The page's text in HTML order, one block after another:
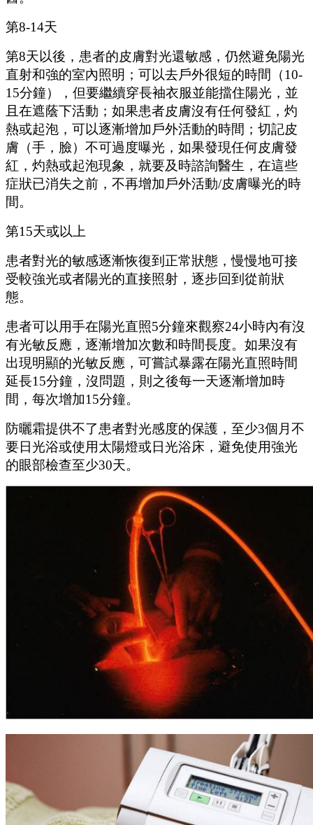
第8-14天
第8天以後，患者的皮膚對光還敏感，仍然避免陽光
直射和強的室內照明；可以去戶外很短的時間（10-
15分鐘），但要繼續穿長袖衣服並能擋住陽光，並
且在遮蔭下活動；如果患者皮膚沒有任何發紅，灼
熱或起泡，可以逐漸增加戶外活動的時間；切記皮
膚（手，臉）不可過度曝光，如果發現任何皮膚發
紅，灼熱或起泡現象，就要及時諮詢醫生，在這些
症狀已消失之前，不再增加戶外活動/皮膚曝光的時
間。
第15天或以上
患者對光的敏感逐漸恢復到正常狀態，慢慢地可接
受較強光或者陽光的直接照射，逐步回到從前狀
態。
患者可以用手在陽光直照5分鐘來觀察24小時內有沒
有光敏反應，逐漸增加次數和時間長度。如果沒有
出現明顯的光敏反應，可嘗試暴露在陽光直照時間
延長15分鐘，沒問題，則之後每一天逐漸增加時
間，每次增加15分鐘。
防曬霜提供不了患者對光感度的保護，至少3個月不
要日光浴或使用太陽燈或日光浴床，避免使用強光
的眼部檢查至少30天。